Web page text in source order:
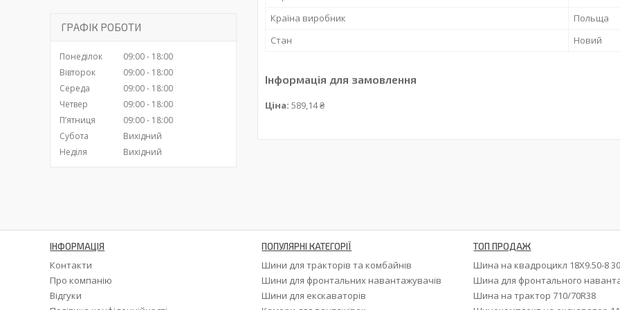
Країна виробник
Польща
Стан
Новий
Інформація для замовлення
Ціна: 589,14 ₴
ГРАФІК РОБОТИ
Понеділок 09:00
18:00
Вівторок
09:00
18:00
Середа
09:00
18:00
Четвер
09:00
18:00
Пʼятниця
09:00
18:00
Субота
Вихідний
Неділя
Вихідний
ІНФОРМАЦІЯ
Контакти
Про компанію
Відгуки
ПОПУЛЯРНІ КАТЕГОРІЇ
Шини для тракторів та комбайнів
Шини для фронтальних навантажувачів
Шини для екскаваторів
ТОП ПРОДАЖ
Шина на квадроцикл 18X9.50-8
Шина для фронтального
Шина на трактор 710/70R38